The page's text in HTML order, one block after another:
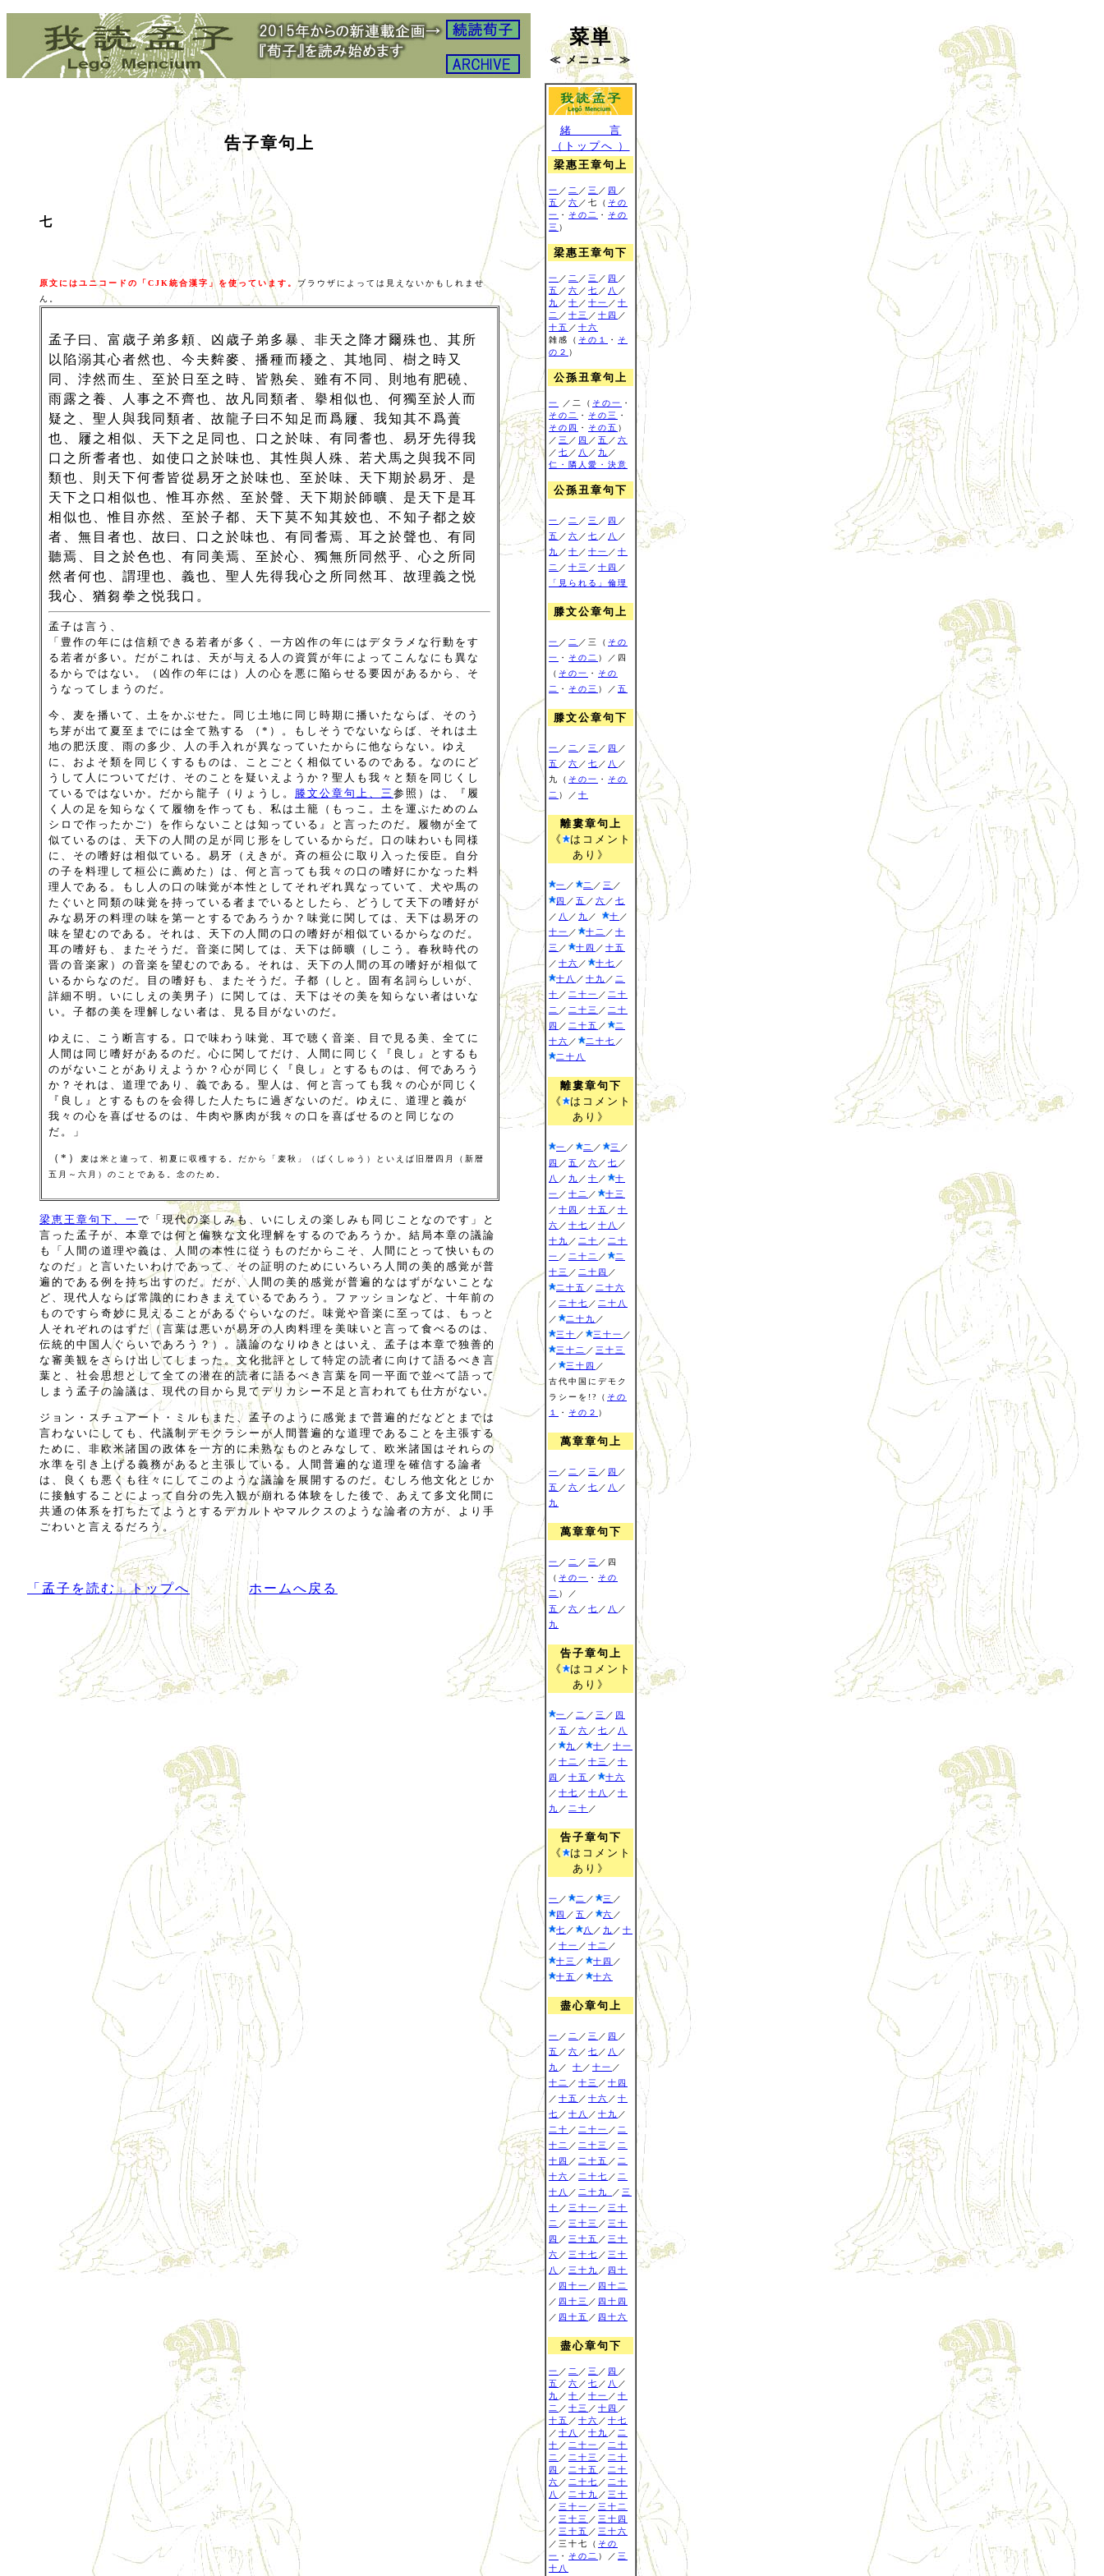
告子章句上
七
原文にはユニコードの「CJK統合漢字」を使っています。 ブラウザによっては見えないかもしれませ
ん。
孟子曰、富歳子弟多頼、凶歳子弟多暴、非天之降才爾殊也、其所
以陷溺其心者然也、今夫麰麥、播種而耰之、其地同、樹之時又
同、浡然而生、至於日至之時、皆熟矣、雖有不同、則地有肥磽、
雨露之養、人事之不齊也、故凡同類者、擧相似也、何獨至於人而
疑之、聖人與我同類者、故龍子曰不知足而爲屨、我知其不爲蕢
也、屨之相似、天下之足同也、口之於味、有同耆也、易牙先得我
口之所耆者也、如使口之於味也、其性與人殊、若犬馬之與我不同
類也、則天下何耆皆從易牙之於味也、至於味、天下期於易牙、是
天下之口相似也、惟耳亦然、至於聲、天下期於師曠、是天下是耳
相似也、惟目亦然、至於子都、天下莫不知其姣也、不知子都之姣
者、無目者也、故曰、口之於味也、有同耆焉、耳之於聲也、有同
聽焉、目之於色也、有同美焉、至於心、獨無所同然乎、心之所同
然者何也、謂理也、義也、聖人先得我心之所同然耳、故理義之悦
我心、猶芻拳之悦我口。
孟子は言う、
「豊作の年には信頼できる若者が多く、一方凶作の年にはデタラメな行動をす
る若者が多い。だがこれは、天が与える人の資質が年によってこんなにも異な
るからではない。（凶作の年には）人の心を悪に陥らせる要因があるから、そ
うなってしまうのだ。
今、麦を播いて、土をかぶせた。同じ土地に同じ時期に播いたならば、そのう
ち芽が出て夏至までには全て熟する （*）。もしそうでないならば、それは土
地の肥沃度、雨の多少、人の手入れが異なっていたからに他ならない。ゆえ
に、およそ類を同じくするものは、ことごとく相似ているのである。なのにど
うして人についてだけ、そのことを疑いえようか？聖人も我々と類を同じくし
ているではないか。だから龍子（りょうし。 滕文公章句上、三 参照）は、『履
く人の足を知らなくて履物を作っても、私は土籠（もっこ。土を運ぶためのム
シロで作ったかご）を作らないことは知っている』と言ったのだ。履物が全て
似ているのは、天下の人間の足が同じ形をしているからだ。口の味わいも同様
に、その嗜好は相似ている。易牙（えきが。斉の桓公に取り入った佞臣。自分
の子を料理して桓公に薦めた）は、何と言っても我々の口の嗜好にかなった料
理人である。もし人の口の味覚が本性としてそれぞれ異なっていて、犬や馬の
たぐいと同類の味覚を持っている者までいるとしたら、どうして天下の嗜好が
みな易牙の料理の味を第一とするであろうか？味覚に関しては、天下は易牙の
味を望むのである。それは、天下の人間の口の嗜好が相似ているからなのだ。
耳の嗜好も、またそうだ。音楽に関しては、天下は師曠（しこう。春秋時代の
晋の音楽家）の音楽を望むのである。それは、天下の人間の耳の嗜好が相似て
いるからなのだ。目の嗜好も、またそうだ。子都（しと。固有名詞らしいが、
詳細不明。いにしえの美男子）に関しては、天下はその美を知らない者はいな
い。子都の美を理解しない者は、見る目がないのだ。
ゆえに、こう断言する。口で味わう味覚、耳で聴く音楽、目で見る美、全てに
人間は同じ嗜好があるのだ。心に関してだけ、人間に同じく『良し』とするも
のがないことがありえようか？心が同じく『良し』とするものは、何であろう
か？それは、道理であり、義である。聖人は、何と言っても我々の心が同じく
『良し』とするものを会得した人たちに過ぎないのだ。ゆえに、道理と義が
我々の心を喜ばせるのは、牛肉や豚肉が我々の口を喜ばせるのと同じなの
だ。」
（*）
麦は米と違って、初夏に収穫する。だから「麦秋」（ばくしゅう）といえば旧暦四月（新暦
五月～六月）のことである。念のため。
梁恵王章句下、一で「現代の楽しみも、いにしえの楽しみも同じことなのです」と
言った孟子が、本章では何と偏狭な文化理解をするのであろうか。結局本章の議論
も「人間の道理や義は、人間の本性に従うものだからこそ、人間にとって快いもの
なのだ」と言いたいわけであって、その証明のためにいろいろ人間の美的感覚が普
遍的である例を持ち出すのだ。だが、人間の美的感覚が普遍的なはずがないことな
ど、現代人ならば常識的にわきまえているであろう。ファッションなど、十年前の
ものですら奇妙に見えることがあるぐらいなのだ。味覚や音楽に至っては、もっと
人それぞれのはずだ（言葉は悪いが易牙の人肉料理を美味いと言って食べるのは、
伝統的中国人ぐらいであろう？）。議論のなりゆきとはいえ、孟子は本章で独善的
な審美観をさらけ出してしまった。文化批評として特定の読者に向けて語るべき言
葉と、社会思想として全ての潜在的読者に語るべき言葉を同一平面で並べて語って
しまう孟子の論議は、現代の目から見てデリカシー不足と言われても仕方がない。
ジョン・スチュアート・ミルもまた、孟子のように感覚まで普遍的だなどとまでは
言わないにしても、代議制デモクラシーが人間普遍的な道理であることを主張する
ために、非欧米諸国の政体を一方的に未熟なものとみなして、欧米諸国はそれらの
水準を引き上げる義務があると主張している。人間普遍的な道理を確信する論者
は、良くも悪くも往々にしてこのような議論を展開するのだ。むしろ他文化とじか
に接触することによって自分の先入観が崩れる体験をした後で、あえて多文化間に
共通の体系を打ちたてようとするデカルトやマルクスのような論者の方が、より手
ごわいと言えるだろう。
「孟子を読む」トップへ ホームへ戻る
菜単
≪ メニュー ≫
緒 言
（トップへ ）
梁惠王章句上
一 ／ 二 ／ 三 ／ 四 ／
五 ／ 六 ／七（ その
一 ・ その二 ・ その
三 ）
梁惠王章句下
一 ／ 二 ／ 三 ／ 四 ／
五 ／ 六 ／ 七 ／ 八 ／
九 ／ 十 ／ 十一 ／ 十
二 ／ 十三 ／ 十四 ／
十五 ／ 十六
雑感
（ その１ ・ そ
の２ ）
公孫丑章句上
一 ／二（ その一 ・
その二
・ その三
・
その四
・ その五 ）
／ 三 ／ 四 ／ 五 ／ 六
／ 七 ／ 八 ／ 九 ／
仁・隣人愛・決意
公孫丑章句下
一 ／ 二 ／ 三 ／ 四 ／
五 ／ 六 ／ 七 ／ 八 ／
九 ／ 十 ／ 十一 ／ 十
二 ／ 十三 ／ 十四 ／
「見られる」倫理
滕文公章句上
一 ／ 二 ／三（ その
一 ・ その二 ）／四
（ その一 ・ その
二
・ その三 ）／ 五
滕文公章句下
一 ／ 二 ／ 三 ／ 四 ／
五 ／ 六 ／ 七 ／ 八 ／
九（ その一 ・ その
二 ）／ 十
離婁章句上
《
はコメント
あり》
一 ／ 二 ／ 三 ／
四 ／ 五 ／ 六 ／ 七
／ 八 ／ 九 ／ 十 ／
十一 ／ 十二 ／ 十
三 ／ 十四 ／ 十五
／ 十六 ／ 十七 ／
十八 ／ 十九 ／ 二
十 ／ 二十一 ／ 二十
二 ／ 二十三 ／ 二十
四 ／ 二十五 ／
二
十六 ／ 二十七 ／
二十八
離婁章句下
《
はコメント
あり》
一 ／ 二 ／ 三 ／
四 ／ 五 ／ 六 ／ 七 ／
八 ／ 九 ／ 十 ／
十
一 ／ 十二 ／
十三
／ 十四 ／ 十五 ／ 十
六 ／ 十七 ／ 十八 ／
十九 ／ 二十 ／ 二十
一 ／ 二十二 ／
二
十三 ／ 二十四 ／
二十五 ／ 二十六
／ 二十七 ／ 二十八
／
二十九 ／
三十 ／ 三十一 ／
三十二 ／ 三十三
／
三十四 ／
古代中国にデモク
ラシーを!?（ その
１
・ その２ ）
萬章章句上
一 ／ 二 ／ 三 ／ 四 ／
五 ／ 六 ／ 七 ／ 八 ／
九
萬章章句下
一 ／ 二 ／ 三 ／四
（ その一 ・ その
二 ）／
五 ／ 六 ／ 七 ／ 八 ／
九
告子章句上
《
はコメント
あり》
一 ／ 二 ／ 三 ／ 四
／ 五 ／ 六 ／ 七 ／ 八
／
九 ／ 十 ／ 十一
／ 十二 ／ 十三 ／ 十
四 ／ 十五 ／
十六
／ 十七 ／ 十八 ／ 十
九 ／ 二十 ／
告子章句下
《
はコメント
あり》
一 ／ 二 ／ 三 ／
四 ／ 五 ／ 六 ／
七 ／ 八 ／ 九 ／ 十
／ 十一 ／ 十二 ／
十三 ／ 十四 ／
十五 ／ 十六
盡心章句上
一 ／ 二 ／ 三 ／ 四 ／
五 ／ 六 ／ 七 ／ 八 ／
九 ／ 十 ／ 十一 ／
十二 ／ 十三 ／ 十四
／ 十五 ／ 十六 ／ 十
七 ／ 十八 ／ 十九 ／
二十 ／ 二十一 ／ 二
十二 ／ 二十三 ／ 二
十四 ／ 二十五 ／ 二
十六 ／ 二十七 ／ 二
十八 ／ 二十九 ／ 三
十 ／ 三十一 ／ 三十
二 ／ 三十三 ／ 三十
四 ／ 三十五 ／ 三十
六 ／ 三十七 ／ 三十
八 ／ 三十九 ／ 四十
／ 四十一 ／ 四十二
／ 四十三 ／ 四十四
／ 四十五 ／ 四十六
盡心章句下
一 ／ 二 ／ 三 ／ 四 ／
五 ／ 六 ／ 七 ／ 八 ／
九 ／ 十 ／ 十一 ／ 十
二 ／ 十三 ／ 十四 ／
十五 ／ 十六 ／ 十七
／ 十八 ／ 十九 ／ 二
十 ／ 二十一 ／ 二十
二 ／ 二十三 ／ 二十
四 ／ 二十五 ／ 二十
六 ／ 二十七 ／ 二十
八 ／ 二十九 ／ 三十
／ 三十一 ／ 三十二
／ 三十三 ／ 三十四
／ 三十五 ／ 三十六
／三十七（ その
一 ・ その二 ）／ 三
十八